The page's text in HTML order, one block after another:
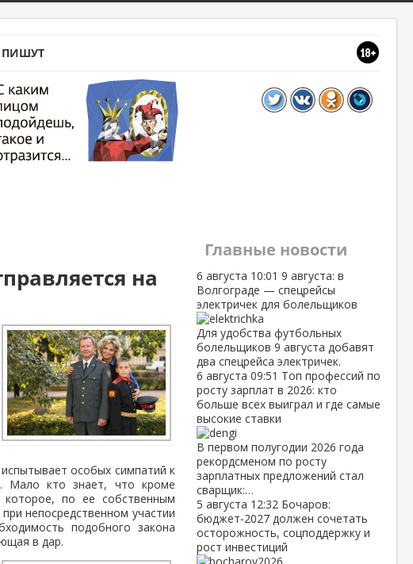
ПИШУТ
на
особых симпатий к
Мало кто знает, что кроме
по ее собственным
непосредственном участии
подобного закона
в дар.
Главные новости
6 августа 10:01 9 августа: в
Волгограде — спецрейсы
электричек для болельщиков
Для удобства футбольных
болельщиков 9 августа добавят
два спецрейса электричек.
6 августа 09:51 Топ профессий по
росту зарплат в 2026: кто
больше всех выиграл и где самые
высокие ставки
В первом полугодии 2026 года
рекордсменом по росту
зарплатных предложений стал
сварщик:…
5 августа 12:32 Бочаров:
бюджет‑2027 должен сочетать
осторожность, соцподдержку и
рост инвестиций